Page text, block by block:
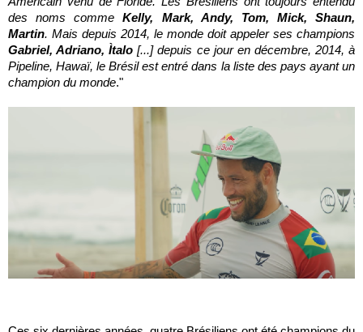
des noms commeKelly, Mark, Andy, Tom, Mick, Shaun,
Martin. Mais depuis 2014, le monde doit appeler ses champions
Gabriel, Adriano, Ìtalo [...] depuis ce jour en décembre, 2014, à
Pipeline, Hawaï, le Brésil est entré dans la liste des pays ayant un
champion du monde."